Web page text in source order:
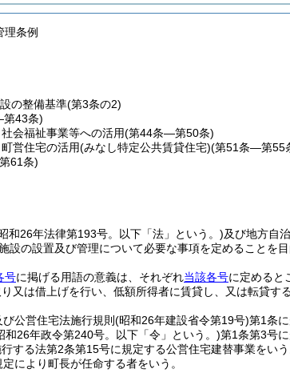
理条例
の整備基準(第3条の2)
43条)
会福祉事業等への活用(第44条―第50条)
営住宅の活用(みなし特定公共賃貸住宅)(第51条―第55
61条)
和26年法律第193号。以下「法」という。)及び地方自
設の設置及び管理について必要な事項を定めることを目
号に掲げる用語の意義は、それぞれ当該各号に定めると
又は借上げを行い、低額所得者に賃貸し、又は転貸す
公営住宅法施行規則 (昭和26年建設省令第19号)第1条
和26年政令第240号。以下「令」という。)第1条第3号に
する法第2条第15号に規定する公営住宅建替事業をいう
により町長が任命する者をいう。